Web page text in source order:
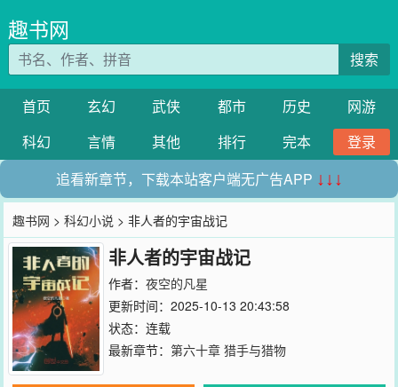
趣书网
搜索
首页 玄幻 武侠 都市 历史
网游
科幻
言情 其他 排行 完本
登录
追看新章节，下载本站客户端无广告APP ↓↓↓
趣书网 >科幻小说 > 非人者的宇宙战记
非人者的宇宙战记
作者： 夜空的凡星
更新时间：2025-10-13 20:43:58
状态：连载
最新章节： 第六十章 猎手与猎物